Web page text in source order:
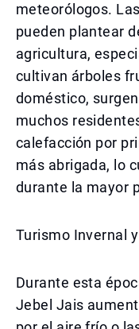
meteorólogos.
pueden plantear
agricultura,
cultivan árboles
doméstico,
muchos
calefacción por
más abrigada, lo
durante la mayor
Turismo Invernal
Durante esta
Jebel Jais